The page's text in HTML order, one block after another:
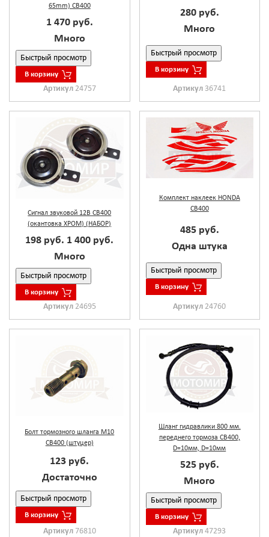
65mm) CB400
1 470 руб.
Много
Быстрый просмотр
В корзину
Артикул 24757
280 руб.
Много
Быстрый просмотр
В корзину
Артикул36741
Сигнал звуковой 12В CB400
(окантовка ХРОМ) (НАБОР)
198 руб. 1 400 руб.
Много
Быстрый просмотр
В корзину
Артикул 24695
Комплект наклеек HONDA
CB400
485 руб.
Одна штука
Быстрый просмотр
В корзину
Артикул 24760
Болт тормозного шланга М10
CB400 (штуцер)
123 руб.
Достаточно
Быстрый просмотр
В корзину
Артикул 76810
Шланг гидравлики 800 мм.
переднего тормоза CB400,
D=10мм, D=10мм
525 руб.
Много
Быстрый просмотр
В корзину
Артикул47293